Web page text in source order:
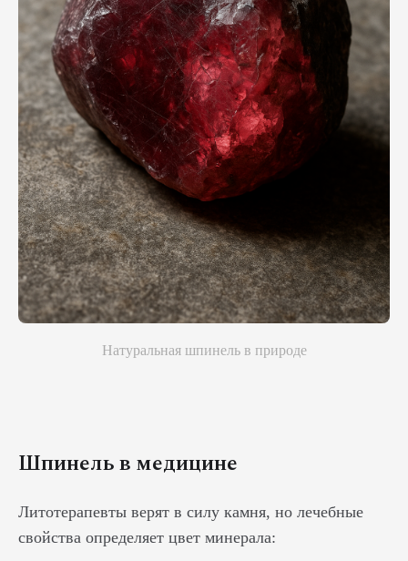
Натуральная шпинель в природе
Шпинель в медицине
Литотерапевты верят в силу камня, но лечебные
свойства определяет цвет минерала: